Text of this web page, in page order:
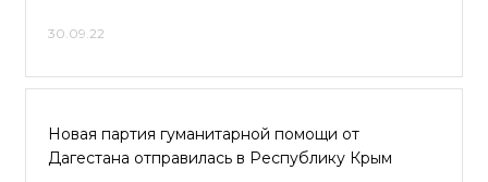
30.09.22
Новая партия гуманитарной помощи от
Дагестана отправилась в Республику Крым